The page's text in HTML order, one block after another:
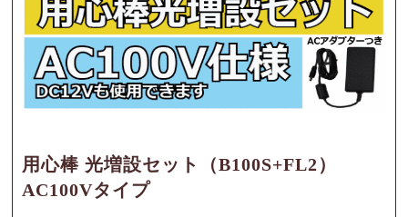
用心棒 光増設セット（B100S+FL2）
AC100Vタイプ